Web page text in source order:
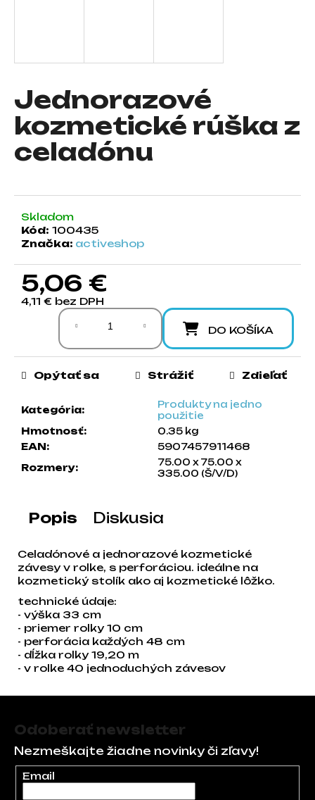
Jednorazové
kozmetické rúška z
celadónu
Skladom
Kód: 100435
Značka: activeshop
5,06 €
4,11 € bez DPH
Jednotková cena:
DO KOŠÍKA
Kategória:
Produkty na jedno
použitie
Hmotnosť:
0.35 kg
EAN:
5907457911468
Rozmery:
75.00 x 75.00 x
335.00 (Š/V/D)
Opýtať sa Strážiť Zdieľať
Popis Diskusia
Celadónové a jednorazové kozmetické
závesy v rolke, s perforáciou. ideálne na
kozmetický stolík ako aj kozmetické lôžko.
technické údaje:
- výška 33 cm
- priemer rolky 10 cm
- perforácia každých 48 cm
- dĺžka rolky 19,20 m
- v rolke 40 jednoduchých závesov
HĽADAŤ
O
d
p
o
ú
e
Odoberať newsletter
Nezmeškajte žiadne novinky či zľavy!
Email